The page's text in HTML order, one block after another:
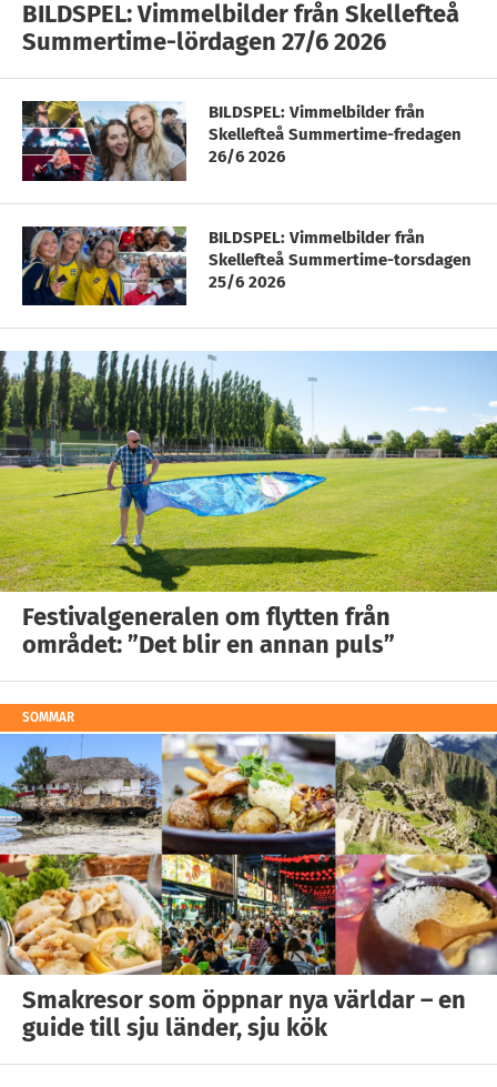
BILDSPEL: Vimmelbilder från Skellefteå
Summertime-lördagen 27/6 2026
BILDSPEL: Vimmelbilder från
Skellefteå Summertime-fredagen
26/6 2026
BILDSPEL: Vimmelbilder från
Skellefteå Summertime-torsdagen
25/6 2026
Festivalgeneralen om flytten från
området: ”Det blir en annan puls”
SOMMAR
Smakresor som öppnar nya världar – en
guide till sju länder, sju kök